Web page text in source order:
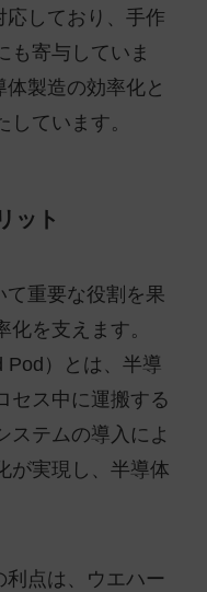
応しており、手作
も寄与していま
製造の効率化と
ています。
ット
て重要な役割を果
を支えます。
Pod）とは、半導
セス中に運搬する
ステムの導入によ
が実現し、半導体
利点は、ウエハー